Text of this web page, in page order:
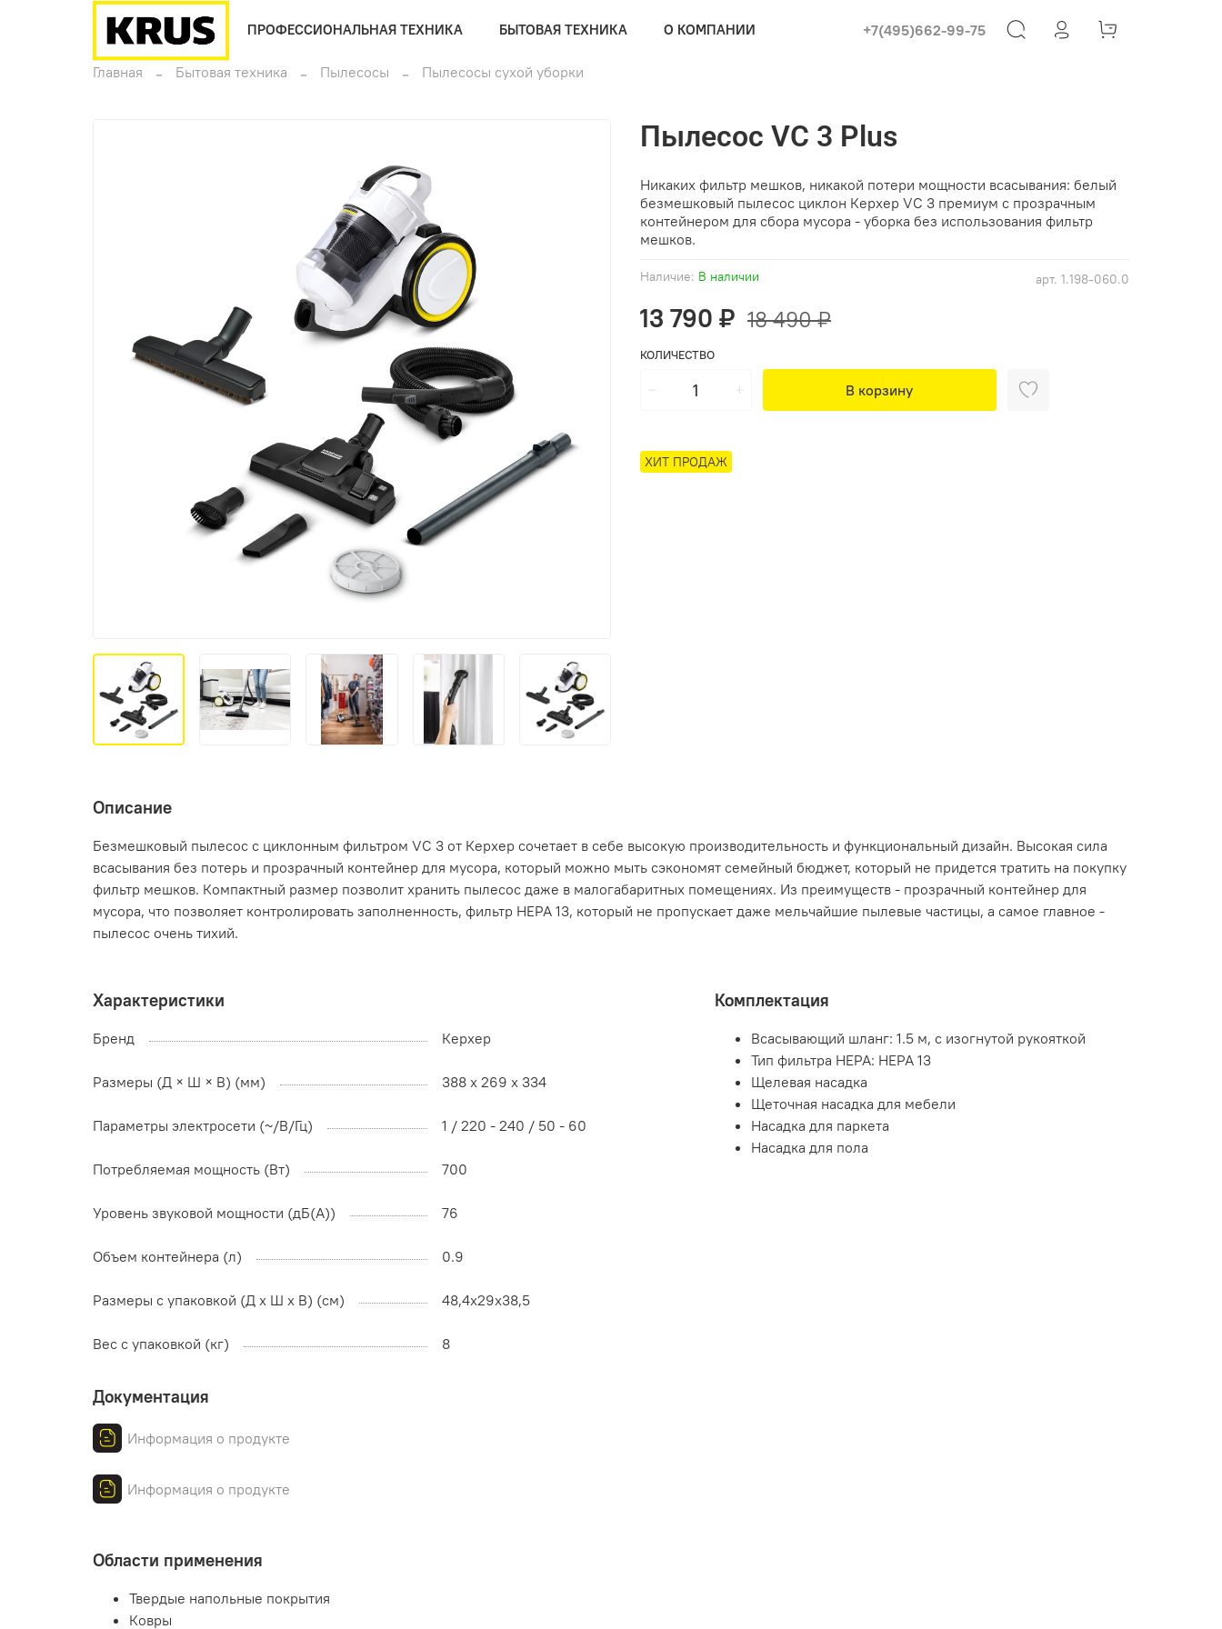
+7(495)662-99-75
ПРОФЕССИОНАЛЬНАЯ ТЕХНИКА БЫТОВАЯ ТЕХНИКА О КОМПАНИИ
Главная Бытовая техника Пылесосы Пылесосы сухой уборки
арт. 1.198-060.0
Наличие: В наличии
ХИТ ПРОДАЖ
Пылесос VC 3 Plus
13 790 ₽ 18 490 ₽
КОЛИЧЕСТВО
В корзину
Никаких фильтр мешков, никакой потери мощности всасывания: белый
безмешковый пылесос циклон Керхер VC 3 премиум с прозрачным
контейнером для сбора мусора - уборка без использования фильтр
мешков.
Описание
Безмешковый пылесос с циклонным фильтром VC 3 от Керхер сочетает в себе высокую производительность и функциональный дизайн. Высокая сила
всасывания без потерь и прозрачный контейнер для мусора, который можно мыть сэкономят семейный бюджет, который не придется тратить на покупку
фильтр мешков. Компактный размер позволит хранить пылесос даже в малогабаритных помещениях. Из преимуществ - прозрачный контейнер для
мусора, что позволяет контролировать заполненность, фильтр HEPA 13, который не пропускает даже мельчайшие пылевые частицы, а самое главное -
пылесос очень тихий.
Характеристики
Бренд Керхер
Размеры (Д × Ш × В) (мм) 388 x 269 x 334
Параметры электросети (~/В/Гц) 1 / 220 - 240 / 50 - 60
Потребляемая мощность (Вт) 700
Уровень звуковой мощности (дБ(А)) 76
Объем контейнера (л) 0.9
Размеры с упаковкой (Д x Ш x В) (см) 48,4x29x38,5
Вес с упаковкой (кг) 8
Комплектация
Всасывающий шланг: 1.5 м, с изогнутой рукояткой
Тип фильтра HEPA: HEPA 13
Щелевая насадка
Щеточная насадка для мебели
Насадка для паркета
Насадка для пола
Документация
Информация о продукте
Информация о продукте
Области применения
Твердые напольные покрытия
Ковры